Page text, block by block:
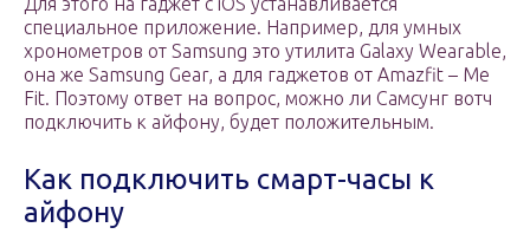
специальное приложение. Например, для умных
хронометров от Samsung это утилита Galaxy Wearable,
она же Samsung Gear, а для гаджетов от Amazfit – Me
Fit. Поэтому ответ на вопрос, можно ли Самсунг вотч
подключить к айфону, будет положительным.
Как подключить смарт-часы к
айфону